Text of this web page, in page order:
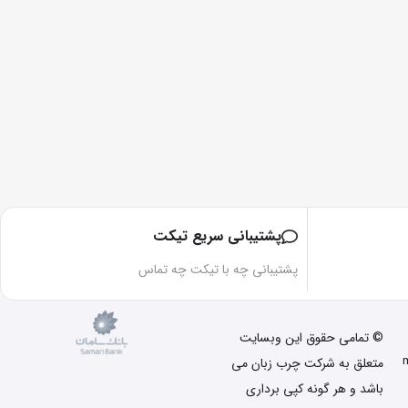
پشتیبانی سریع تیکت
پشتیبانی چه با تیکت چه تماس
© تمامی حقوق این وبسایت
متعلق به شرکت چرب زبان می
باشد و هر گونه کپی برداری